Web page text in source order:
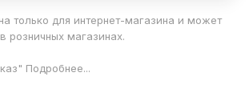
только для интернет-магазина и может
розничных магазинах.
Подробнее...